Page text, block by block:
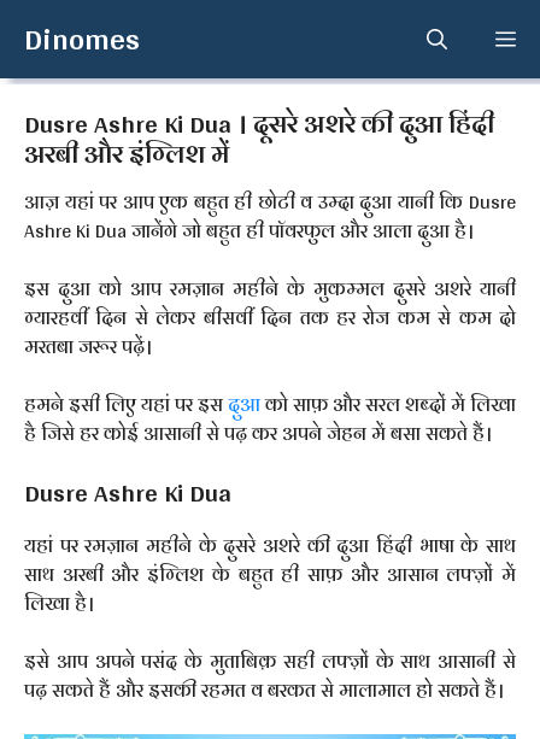
content
Dinomes
Dusre Ashre Ki Dua । दूसरे अशरे की दुआ हिंदी
अरबी और इंग्लिश में
आज़ यहां पर आप एक बहुत ही छोटी व उम्दा दुआ यानी कि Dusre
Ashre Ki Dua जानेंगे जो बहुत ही पॉवरफुल और आला दुआ है।
इस दुआ को आप रमज़ान महीने के मुकम्मल दुसरे अशरे यानी
ग्यारहवीं दिन से लेकर बीसवीं दिन तक हर रोज कम से कम दो
मरतबा जरूर पढ़ें।
हमने इसी लिए यहां पर इसदुआको साफ़ और सरल शब्दों में लिखा
है जिसे हर कोई आसानी से पढ़ कर अपने जेहन में बसा सकते हैं।
Dusre Ashre Ki Dua
यहां पर रमज़ान महीने के दुसरे अशरे की दुआ हिंदी भाषा के साथ
साथ अरबी और इंग्लिश के बहुत ही साफ़ और आसान लफ्ज़ों में
लिखा है।
इसे आप अपने पसंद के मुताबिक़ सही लफ्ज़ों के साथ आसानी से
पढ़ सकते हैं और इसकी रहमत व बरकत से मालामाल हो सकते हैं।